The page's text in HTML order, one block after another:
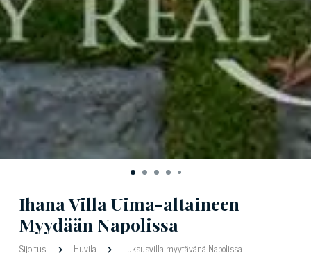
Ihana Villa Uima-altaineen
Myydään Napolissa
Sijoitus Huvila Luksusvilla myytävänä Napolissa